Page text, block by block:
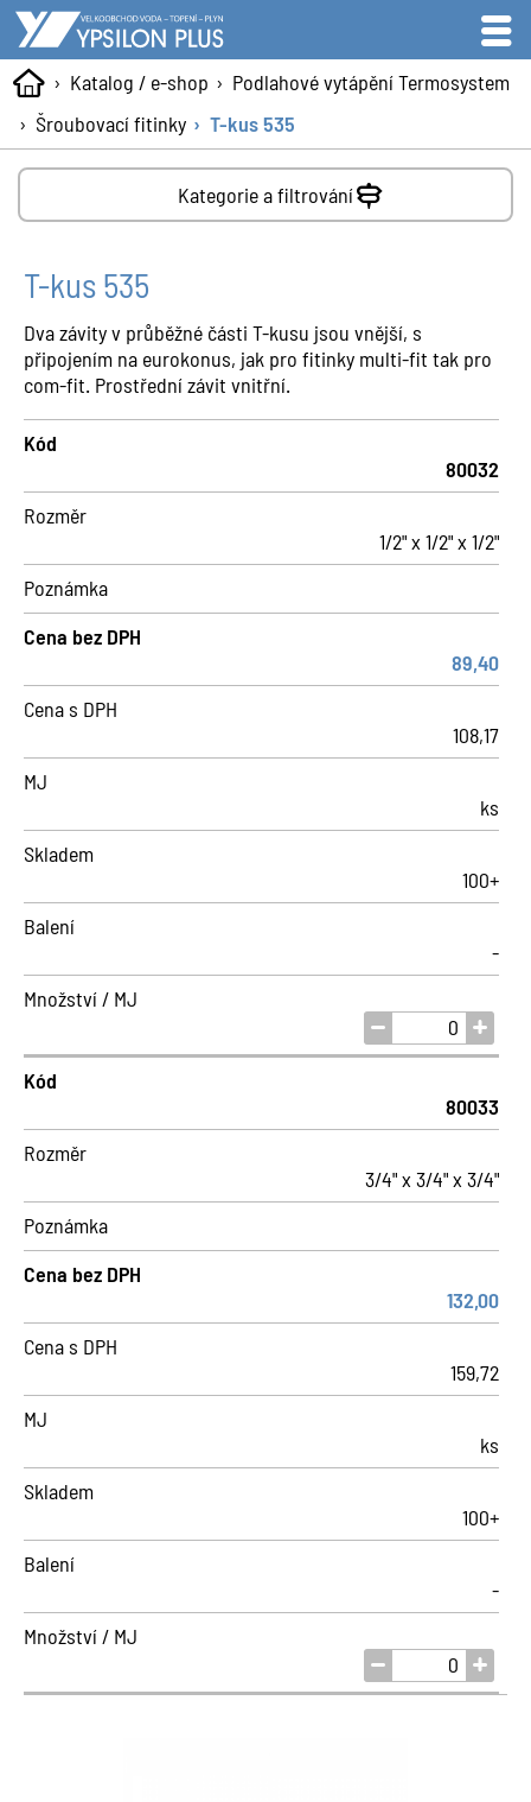
Katalog / e-shop
Podlahové vytápění Termosystem
Šroubovací fitinky
T-kus 535
Kategorie a filtrování
T-kus 535
Dva závity v průběžné části T-kusu jsou vnější, s
připojením na eurokonus, jak pro fitinky multi-fit tak pro
com-fit. Prostřední závit vnitřní.
Kód
80032
Rozměr
1/2" x 1/2" x 1/2"
Poznámka
Cena bez DPH
89,40
Cena s DPH
108,17
MJ
ks
Skladem
100+
Balení
-
Množství / MJ
Kód
80033
Rozměr
3/4" x 3/4" x 3/4"
Poznámka
Cena bez DPH
132,00
Cena s DPH
159,72
MJ
ks
Skladem
100+
Balení
-
Množství / MJ